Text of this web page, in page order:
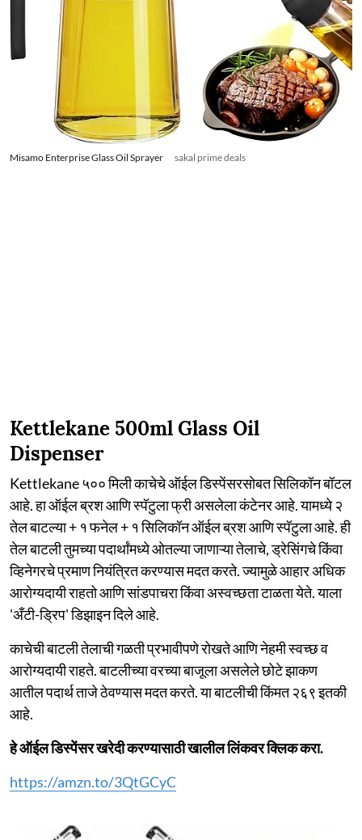
Misamo Enterprise Glass Oil Sprayer sakal prime deals
Kettlekane 500ml Glass Oil
Dispenser
Kettlekane ५०० मिली काचेचे ऑईल डिस्पेंसरसोबत सिलिकॉन बॉटल
आहे. हा ऑईल ब्रश आणि स्पॅटुला फ्री असलेला कंटेनर आहे. यामध्ये २
तेल बाटल्या + १ फनेल + १ सिलिकॉन ऑईल ब्रश आणि स्पॅटुला आहे. ही
तेल बाटली तुमच्या पदार्थांमध्ये ओतल्या जाणाऱ्या तेलाचे, ड्रेसिंगचे किंवा
व्हिनेगरचे प्रमाण नियंत्रित करण्यास मदत करते. ज्यामुळे आहार अधिक
आरोग्यदायी राहतो आणि सांडपाचरा किंवा अस्वच्छता टाळता येते. याला
'अँटी-ड्रिप' डिझाइन दिले आहे.
काचेची बाटली तेलाची गळती प्रभावीपणे रोखते आणि नेहमी स्वच्छ व
आरोग्यदायी राहते. बाटलीच्या वरच्या बाजूला असलेले छोटे झाकण
आतील पदार्थ ताजे ठेवण्यास मदत करते. या बाटलीची किंमत २६९ इतकी
आहे.
हे ऑईल डिस्पेंसर खरेदी करण्यासाठी खालील लिंकवर क्लिक करा.
https://amzn.to/3QtGCyC